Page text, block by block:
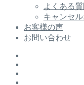
よくある質
キャンセ
お客様の声
お問い合わせ